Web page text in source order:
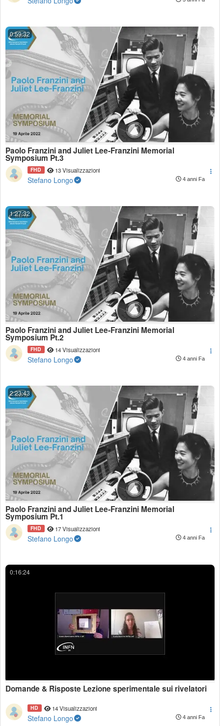
0:59:32
Paolo Franzini and Juliet Lee-Franzini Memorial
Symposium Pt.3
FHD 13 Visualizzazioni
Stefano Longo 4 anni Fa
1:27:32
Paolo Franzini and Juliet Lee-Franzini Memorial
Symposium Pt.2
FHD 14 Visualizzazioni
Stefano Longo 4 anni Fa
2:23:43
Paolo Franzini and Juliet Lee-Franzini Memorial
Symposium Pt.1
FHD 17 Visualizzazioni
Stefano Longo 4 anni Fa
0:16:24
Domande & Risposte Lezione sperimentale sui rivelatori
HD 14 Visualizzazioni
Stefano Longo 4 anni Fa